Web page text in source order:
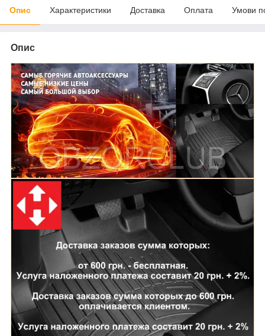
Опис Характеристики Доставка Оплата Умови
Опис